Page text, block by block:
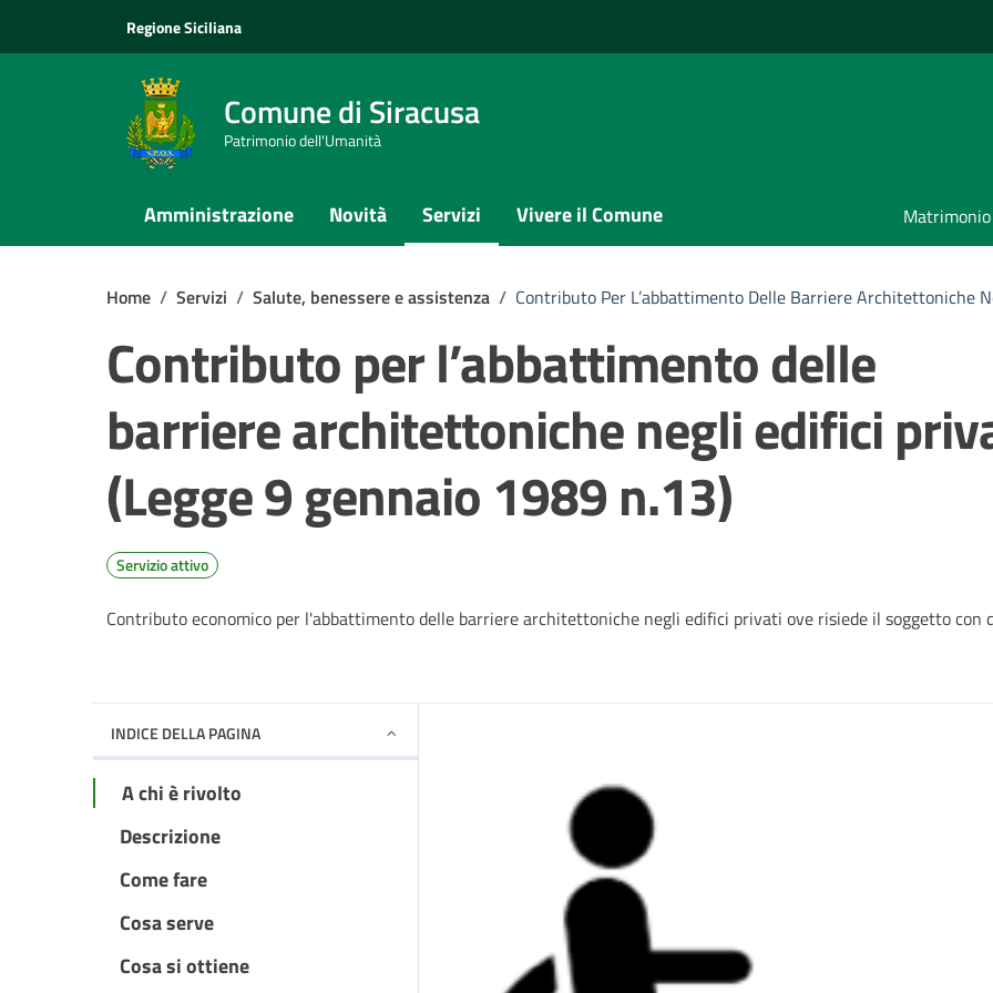
Regione Siciliana
Comune di Siracusa
Patrimonio dell'Umanità
Amministrazione Novità Servizi Vivere il Comune Matrimonio
Home / Servizi / Salute, benessere e assistenza / Contributo Per L’abbattimento Delle Barriere Architettoniche
Contributo per l’abbattimento delle
barriere architettoniche negli edifici
(Legge 9 gennaio 1989 n.13)
Servizio attivo
Contributo economico per l'abbattimento delle barriere architettoniche negli edifici privati ove risiede il soggetto con
INDICE DELLA PAGINA
A chi è rivolto
Descrizione
Come fare
Cosa serve
Cosa si ottiene